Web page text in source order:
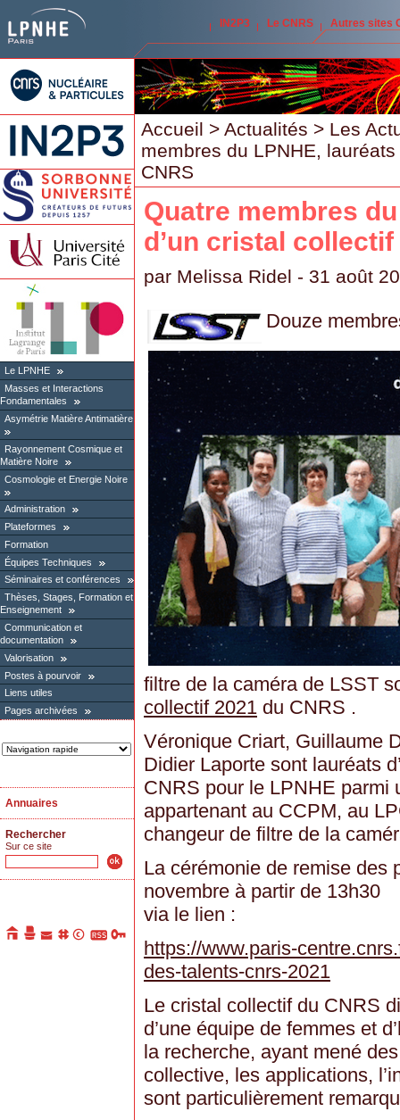
IN2P3 Le CNRS Autres sites
Le LPNHE
Masses et Interactions
Fondamentales
Asymétrie Matière Antimatière
Rayonnement Cosmique et
Matière Noire
Cosmologie et Energie Noire
Administration
Plateformes
Formation
Équipes Techniques
Séminaires et conférences
Thèses, Stages, Formation et
Enseignement
Communication et
documentation
Valorisation
Postes à pourvoir
Liens utiles
Pages archivées
Annuaires
Rechercher
Sur ce site
Accueil > Actualités > Les
membres du LPNHE,
CNRS
Quatre membres
d’un cristal collectif
par Melissa Ridel - 31 août
Douze
filtre de la caméra de LSST
collectif 2021 du CNRS .
Véronique Criart, Guillaume
Didier Laporte sont lauréats
CNRS pour le LPNHE parmi
appartenant au CCPM, au
changeur de filtre de la
La cérémonie de remise des
novembre à partir de 13h30
via le lien :
https://www.paris-
des-talents-cnrs-2021
Le cristal collectif du CNRS
d’une équipe de femmes et
la recherche, ayant mené
collective, les applications,
sont particulièrement